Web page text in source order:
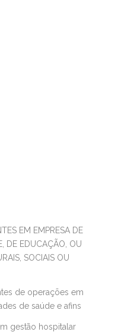
EM EMPRESA DE
DE EDUCAÇÃO, OU
SOCIAIS OU
de operações em
de saúde e afins
gestão hospitalar